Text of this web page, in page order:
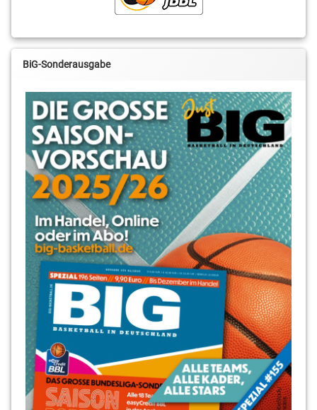
Moritz
Oben
Ebot-
Etchi
Place
Moliere
Regionalliga
Reinickendorf
Robert
Borchert
Robin
Roland
Winterstein
RSV
Basketball
BiG-Sonderausgabe